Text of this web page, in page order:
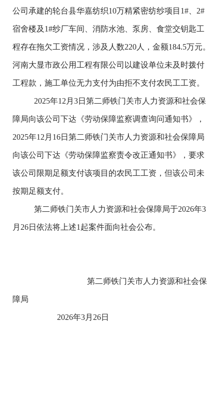
公司承建的轮台县华嘉纺织10万精紧密纺纱项目 1# 2#
宿舍楼及 1#纱厂车间、消防水池、泵房、食堂交钥匙工
程存在拖欠工资情况， 涉及人数220人，金额184.5万元。
河南大显市政公用工程有限公司以建设单位未及时拨付
工程款，施工单位无力支付为由拒不支付农民工工资。
2025年12 月 3日 第二师铁门关市人力资源和社会保
障局向该公司下达《劳动保障监察调查询问通知书》，
2025年12 月 16日第二师铁门关市人力资源和社会保障局
向该公司下达《劳动保障监察责令改正通知书》，要求
该公司限期足额支付该项目的农民工工资，但该公司未
按期足额支付。
第二师铁门关市人力资源和社会保障局于2026年3
月 26日依法将上述1 起案件面向社会公布。
第二师铁门关市人力资源和社会保
障局
2026年3月 26日